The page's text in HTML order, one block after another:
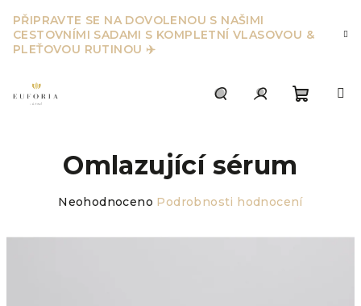
na
obsah
PŘIPRAVTE SE NA DOVOLENOU S NAŠIMI
CESTOVNÍMI SADAMI S KOMPLETNÍ VLASOVOU &
PLEŤOVOU RUTINOU ✈️
Omlazující sérum
PrůměrnéNeohodnoceno Podrobnosti hodnocení